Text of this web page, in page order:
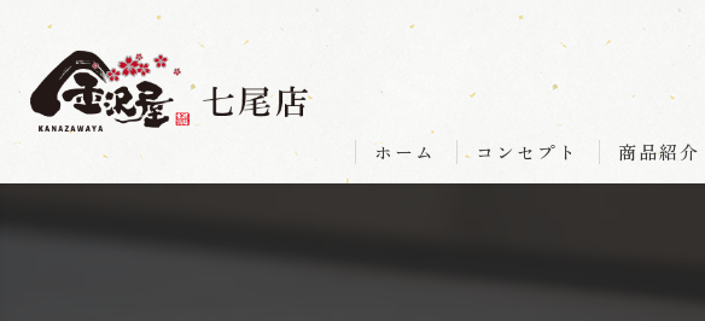
ホーム コンセプト 商品紹介